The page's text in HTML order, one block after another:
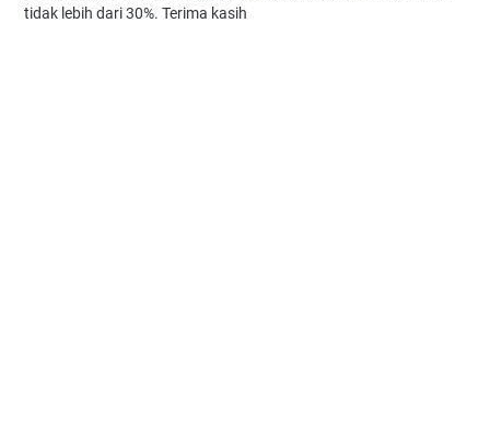
tidak lebih dari 30%. Terima kasih